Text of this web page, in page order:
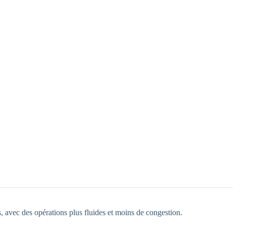
des opérations plus fluides et moins de congestion.